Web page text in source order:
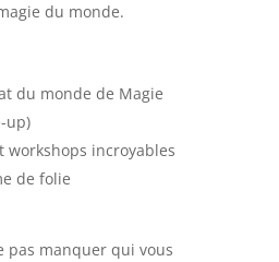
du monde.
du monde de Magie
up)
workshops incroyables
de folie
pas manquer qui vous